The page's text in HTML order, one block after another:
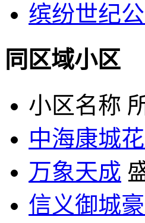
缤纷世纪
同区域小区
小区名称
中海康城
万象天成
信义御城